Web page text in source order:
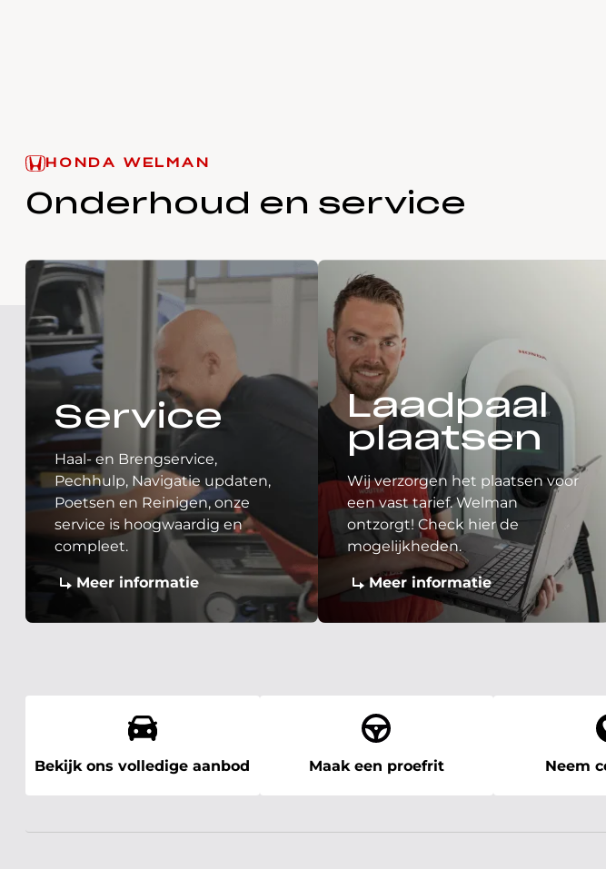
HONDA WELMAN
Onderhoud en service
Service
Haal- en Brengservice,
Pechhulp, Navigatie updaten,
Poetsen en Reinigen, onze
service is hoogwaardig en
compleet.
Meer informatie
Laadpaal
plaatsen
Wij verzorgen het plaatsen voor
een vast tarief. Welman
ontzorgt! Check hier de
mogelijkheden.
Meer informatie
Bekijk ons volledige aanbod Maak een proefrit Neem